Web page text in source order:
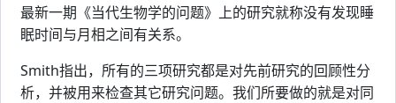
最新一期《当代生物学的问题》上的研究就称没有发现睡
眠时间与月相之间有关系。
Smith指出，所有的三项研究都是对先前研究的回顾性分
析，并被用来检查其它研究问题。我们所要做的就是对同